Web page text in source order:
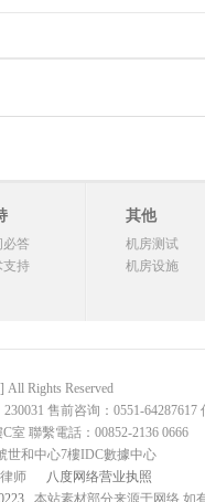
必答
支持
其他
机房测试
机房设施
Rights Reserved
售前咨询：0551-64287617
聯繫電話：00852-2136 0666
世和中心7樓IDC數據中心
律师 八度网络营业执照
, 本站素材部分来源于网络,如